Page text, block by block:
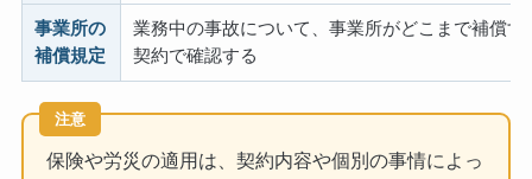
事業所の
補償規定
業務中の事故について、事業所がどこまで補償す
契約で確認する
注意
保険や労災の適用は、契約内容や個別の事情によっ